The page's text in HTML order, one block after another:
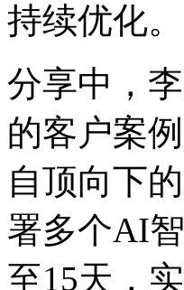
持续优化。
分享中
的客户案
自顶向下的
署多个AI智
至15天